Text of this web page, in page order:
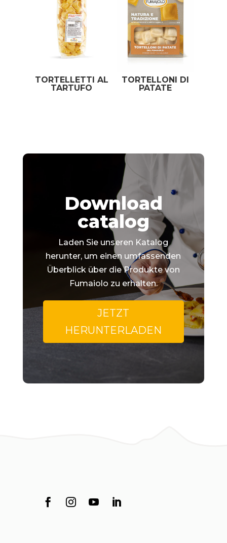
TORTELLETTI AL
TARTUFO
TORTELLONI DI
PATATE
Download
catalog
Laden Sie unseren Katalog
herunter, um einen umfassenden
Überblick über die Produkte von
Fumaiolo zu erhalten.
JETZT
HERUNTERLADEN
   